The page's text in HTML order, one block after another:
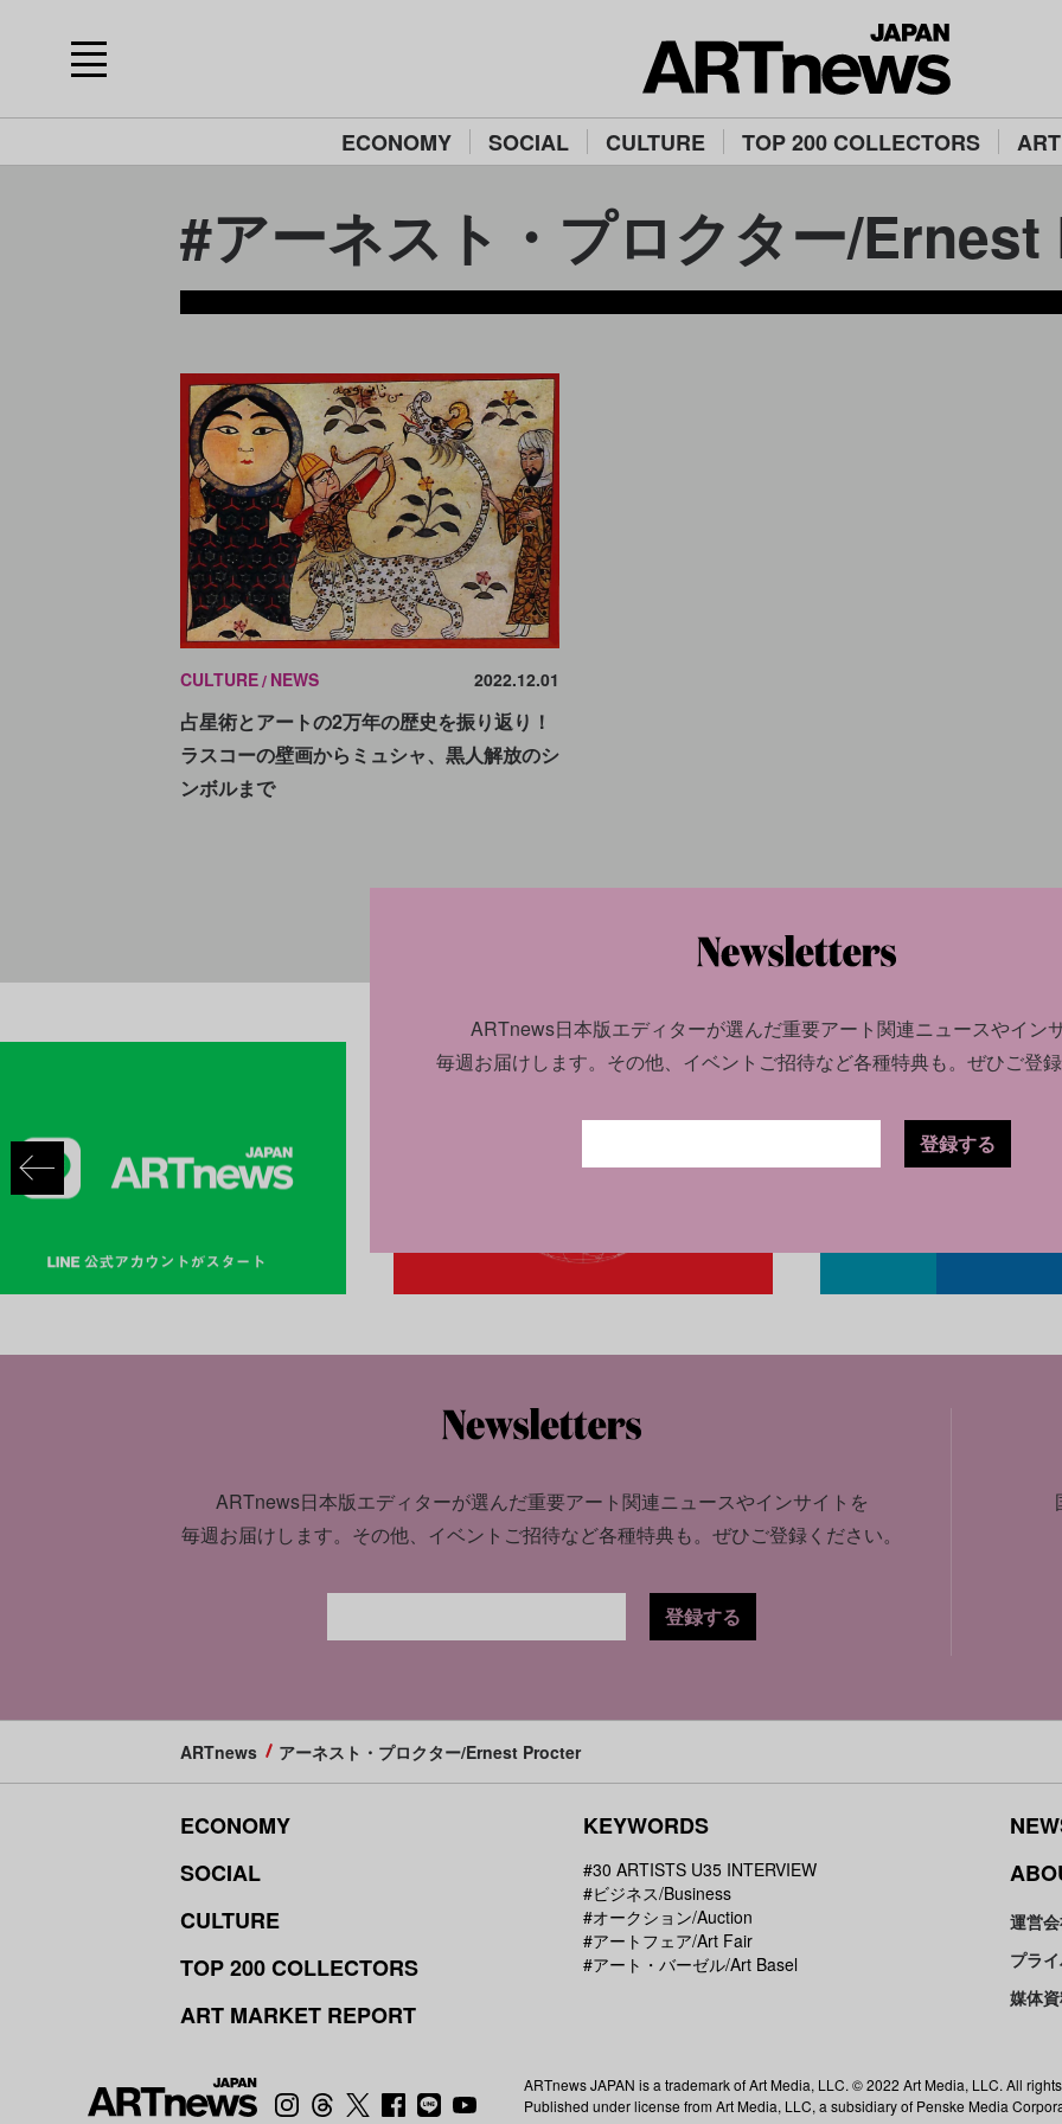
ECONOMY SOCIAL CULTURE TOP 200 COLLECTORS
#アーネスト・プロクター/
CULTURE NEWS 2022.12.01
占星術とアートの2万年の歴史を振り返り！
ラスコーの壁画からミュシャ、黒人解放のシ
ンボルまで
ARTnews日本版エディターが選んだ重要アート関連ニュースやインサイトを
毎週お届けします。 その他、イベントご招待など各種特典も。 ぜひご登録ください。
登録する
ARTnews アーネスト・プロクター/Ernest Procter
ARTnews日本版エディターが選んだ重要アート関連ニュースやイン
毎週お届けします。 その他、イベントご招待など各種特典も。ぜひご登録
登録する
ECONOMY
SOCIAL
CULTURE
TOP 200 COLLECTORS
ART MARKET REPORT
KEYWORDS
#30 ARTISTS U35 INTERVIEW
#ビジネス/Business
#オークション/Auction
#アートフェア/Art Fair
#アート・バーゼル/Art Basel
運営
プラ
媒体
ARTnews JAPAN is a trademark of Art Media, LLC. © 2022 Art Media, LLC. All
Published under license from Art Media, LLC, a subsidiary of Penske Media